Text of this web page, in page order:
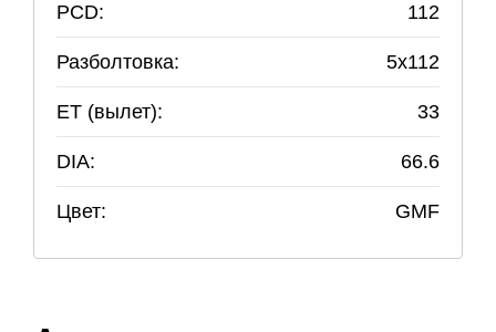
PCD: 112
Разболтовка: 5x112
ET (вылет): 33
DIA: 66.6
Цвет: GMF